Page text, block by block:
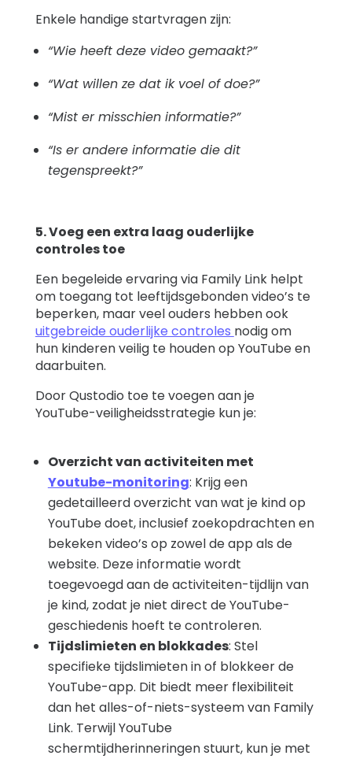
Enkele handige startvragen zijn:
“Wie heeft deze video gemaakt?”
“Wat willen ze dat ik voel of doe?”
“Mist er misschien informatie?”
“Is er andere informatie die dit
tegenspreekt?”
5. Voeg een extra laag ouderlijke
controles toe
Een begeleide ervaring via Family Link helpt
om toegang tot leeftijdsgebonden video’s te
beperken, maar veel ouders hebben ook
uitgebreide ouderlijke controles nodig om
hun kinderen veilig te houden op YouTube en
daarbuiten.
Door Qustodio toe te voegen aan je
YouTube-veiligheidsstrategie kun je:
Overzicht van activiteiten met
Youtube-monitoring: Krijg een
gedetailleerd overzicht van wat je kind op
YouTube doet, inclusief zoekopdrachten en
bekeken video’s op zowel de app als de
website. Deze informatie wordt
toegevoegd aan de activiteiten-tijdlijn van
je kind, zodat je niet direct de YouTube-
geschiedenis hoeft te controleren.
Tijdslimieten en blokkades: Stel
specifieke tijdslimieten in of blokkeer de
YouTube-app. Dit biedt meer flexibiliteit
dan het alles-of-niets-systeem van Family
Link. Terwijl YouTube
schermtijdherinneringen stuurt, kun je met